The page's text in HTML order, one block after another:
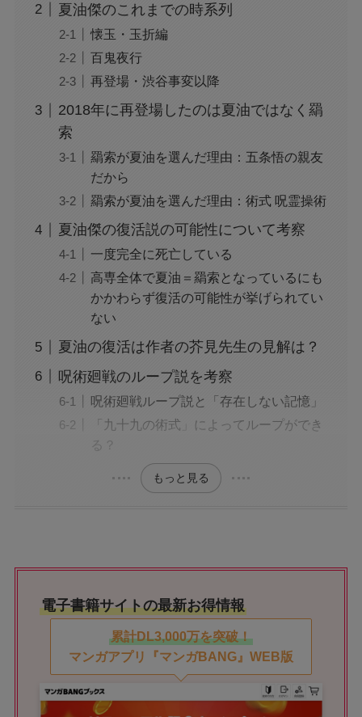
夏油傑のこれまでの時系列
懐玉・玉折編
百鬼夜行
再登場・渋谷事変以降
2018年に再登場したのは夏油ではなく羂
索
羂索が夏油を選んだ理由：五条悟の親友
だから
羂索が夏油を選んだ理由：術式 呪霊操術
夏油傑の復活説の可能性について考察
一度完全に死亡している
高専全体で夏油＝羂索となっているにも
かかわらず復活の可能性が挙げられてい
ない
夏油の復活は作者の芥見先生の見解は？
呪術廻戦のループ説を考察
呪術廻戦ループ説と「存在しない記憶」
「九十九の術式」によってループができ
る？
もっと見る
電子書籍サイトの最新お得情報
累計DL3,000万を突破！
マンガアプリ『マンガBANG』WEB版